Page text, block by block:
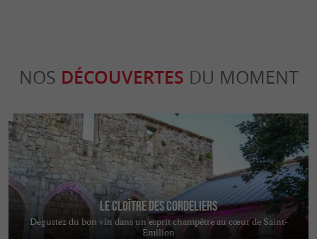
NOS DÉCOUVERTES DU MOMENT
Le Cloître des Cordeliers
Dégustez du bon vin dans un esprit champêtre au cœur de Saint-
Émilion